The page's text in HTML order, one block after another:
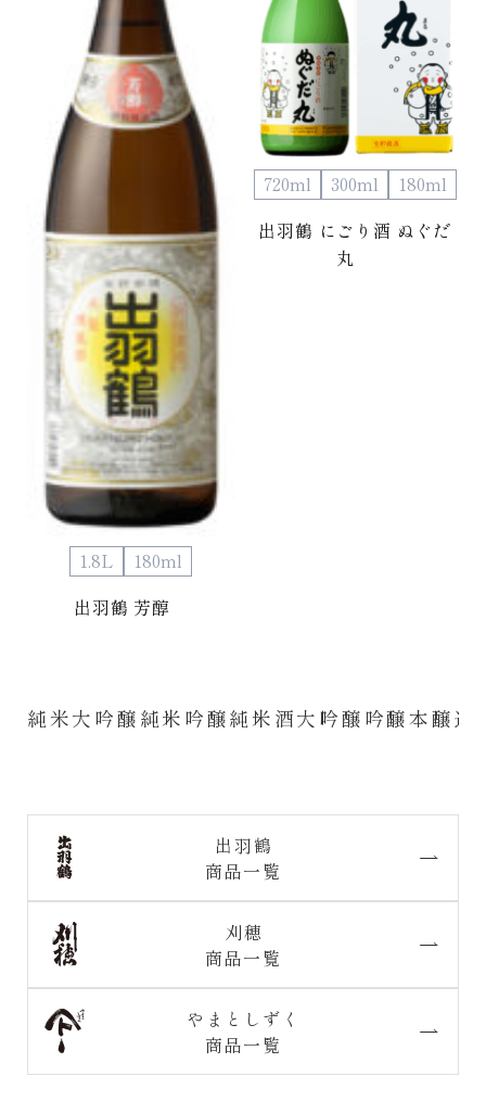
1.8L
180ml
出羽鶴 芳醇
720ml 300ml
180ml
出羽鶴 にごり酒 ぬぐだ
丸
純米大吟醸純米吟醸純米酒大吟醸吟醸本醸造
出羽鶴
商品一覧
刈穂
商品一覧
やまとしずく
商品一覧